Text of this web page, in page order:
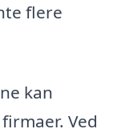
flere
kan
Ved